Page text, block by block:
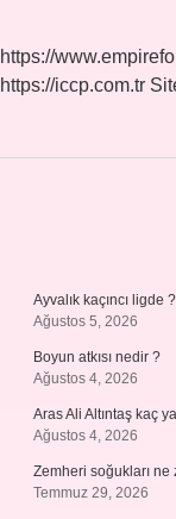
https://
https://iccp.com.tr
Ayvalık kaçıncı ligde ?
Ağustos 5, 2026
Boyun atkısı nedir ?
Ağustos 4, 2026
Aras Ali Altıntaş kaç
Ağustos 4, 2026
Zemheri soğukları ne
Temmuz 29, 2026